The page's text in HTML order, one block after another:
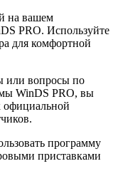
на вашем
PRO. Используйте
для комфортной
или вопросы по
WinDS PRO, вы
официальной
программу
приставками